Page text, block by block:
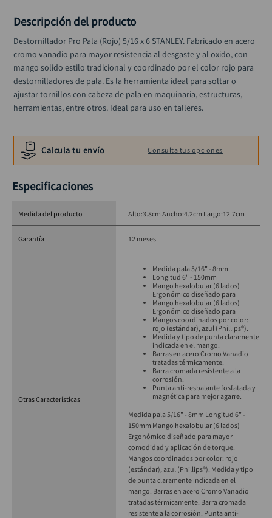
Descripción del producto
Destornillador Pro Pala (Rojo) 5/16 x 6 STANLEY. Fabricado en acero
cromo vanadio para mayor resistencia al desgaste y al oxido, con
mango solido estilo tradicional y coordinado por el color rojo para
destornilladores de pala. Es la herramienta ideal para soltar o
ajustar tornillos con cabeza de pala en maquinaria, estructuras,
herramientas, entre otros. Ideal para uso en talleres.
Calcula tu envío Consulta tus opciones
Especificaciones
Medida del producto Alto:3.8cm Ancho:4.2cm Largo:12.7cm
Garantía 12 meses
Otras Características
Medida pala 5/16" - 8mm
Longitud 6" - 150mm
Mango hexalobular (6 lados)
Ergonómico diseñado para
Mango hexalobular (6 lados)
Ergonómico diseñado para
Mangos coordinados por color:
rojo (estándar), azul (Phillips®).
Medida y tipo de punta claramente
indicada en el mango.
Barras en acero Cromo Vanadio
tratadas térmicamente.
Barra cromada resistente a la
corrosión.
Punta anti-resbalante fosfatada y
magnética para mejor agarre.
Medida pala 5/16" - 8mm Longitud 6" -
150mm Mango hexalobular (6 lados)
Ergonómico diseñado para mayor
comodidad y aplicación de torque.
Mangos coordinados por color: rojo
(estándar), azul (Phillips®). Medida y tipo
de punta claramente indicada en el
mango. Barras en acero Cromo Vanadio
tratadas térmicamente. Barra cromada
resistente a la corrosión. Punta anti-
rueda
alicate